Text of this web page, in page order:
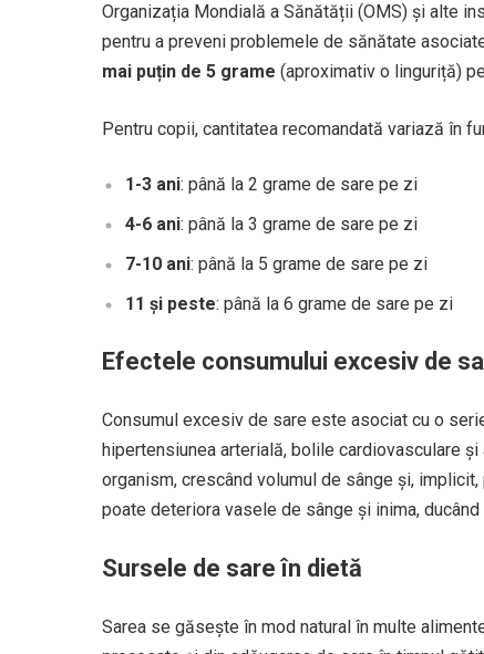
Organizația Mondială a Sănătății (OMS) și alte
pentru a preveni problemele de sănătate
mai puțin de 5 grame (aproximativ o linguriță)
Pentru copii, cantitatea recomandată variază în
1-3 ani: până la 2 grame de sare pe zi
4-6 ani: până la 3 grame de sare pe zi
7-10 ani: până la 5 grame de sare pe zi
11 și peste: până la 6 grame de sare pe zi
Efectele consumului excesiv de
Consumul excesiv de sare este asociat cu o
hipertensiunea arterială, bolile cardiovasculare
organism, crescând volumul de sânge și,
poate deteriora vasele de sânge și inima,
Sursele de sare în dietă
Sarea se găsește în mod natural în multe